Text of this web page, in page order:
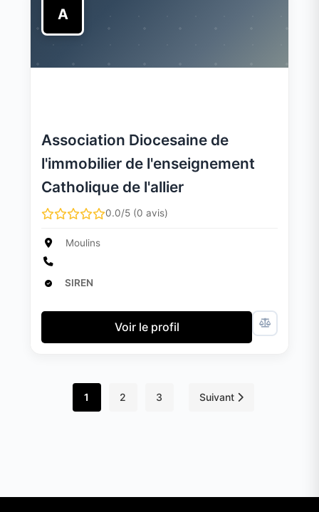
A
Association Diocesaine de
l'immobilier de l'enseignement
Catholique de l'allier
0.0/5 (0 avis)
Moulins
SIREN
Voir le profil
1 2 3 Suivant